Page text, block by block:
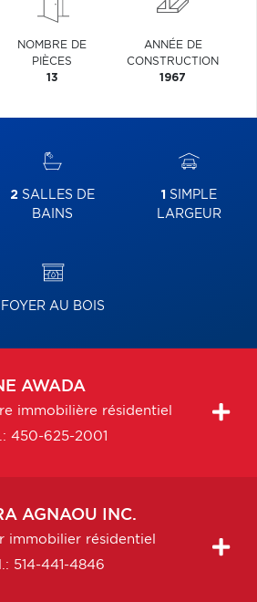
NOMBRE DE
PIÈCES
13
ANNÉE DE
CONSTRUCTION
1967
2 SALLES DE
BAINS
1 SIMPLE
LARGEUR
FOYER AU BOIS
AWADA
immobilière résidentiel
450-625-2001
AGNAOU INC.
immobilier résidentiel
514-441-4846